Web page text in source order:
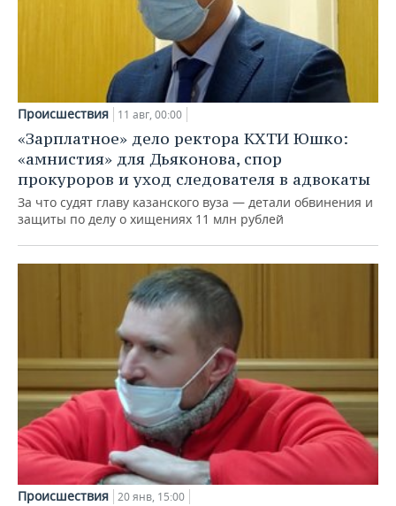
Происшествия 11 авг, 00:00
«Зарплатное» дело ректора КХТИ Юшко:
«амнистия» для Дьяконова, спор
прокуроров и уход следователя в адвокаты
За что судят главу казанского вуза — детали обвинения и
защиты по делу о хищениях 11 млн рублей
Происшествия 20 янв, 15:00